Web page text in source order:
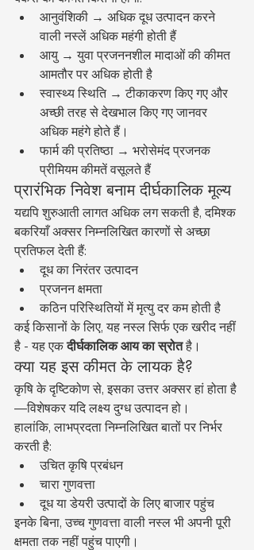
आनुवंशिकी → अधिक दूध उत्पादन करने
वाली नस्लें अधिक महंगी होती हैं
आयु → युवा प्रजननशील मादाओं की कीमत
आमतौर पर अधिक होती है
स्वास्थ्य स्थिति → टीकाकरण किए गए और
अच्छी तरह से देखभाल किए गए जानवर
अधिक महंगे होते हैं।
फार्म की प्रतिष्ठा → भरोसेमंद प्रजनक
प्रीमियम कीमतें वसूलते हैं
प्रारंभिक निवेश बनाम दीर्घकालिक मूल्य
यद्यपि शुरुआती लागत अधिक लग सकती है, दमिश्क
बकरियाँ अक्सर निम्नलिखित कारणों से अच्छा
प्रतिफल देती हैं:
दूध का निरंतर उत्पादन
प्रजनन क्षमता
कठिन परिस्थितियों में मृत्यु दर कम होती है
कई किसानों के लिए, यह नस्ल सिर्फ एक खरीद नहीं
है - यह एक दीर्घकालिक आय का स्रोत है।
क्या यह इस कीमत के लायक है?
कृषि के दृष्टिकोण से, इसका उत्तर अक्सर हां होता है
—विशेषकर यदि लक्ष्य दुग्ध उत्पादन हो।
हालांकि, लाभप्रदता निम्नलिखित बातों पर निर्भर
करती है:
उचित कृषि प्रबंधन
चारा गुणवत्ता
दूध या डेयरी उत्पादों के लिए बाजार पहुंच
इनके बिना, उच्च गुणवत्ता वाली नस्ल भी अपनी पूरी
क्षमता तक नहीं पहुंच पाएगी।